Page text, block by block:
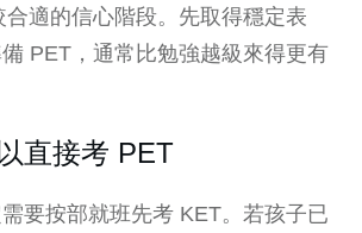
合適的信心階段。先取得穩定表
PET，通常比勉強越級來得更有
直接考 PET
要按部就班先考 KET。若孩子已